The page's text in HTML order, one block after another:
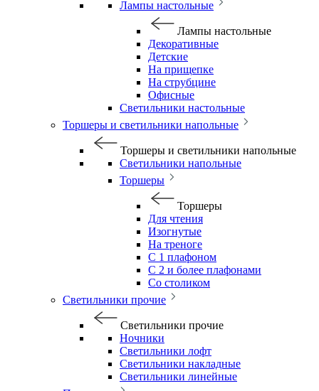
Лампы настольные
Лампы настольные
Декоративные
Детские
На прищепке
На струбцине
Офисные
Светильники настольные
Торшеры и светильники напольные
Торшеры и светильники напольные
Светильники напольные
Торшеры
Торшеры
Для чтения
Изогнутые
На треноге
С 1 плафоном
С 2 и более плафонами
Со столиком
Светильники прочие
Светильники прочие
Ночники
Светильники лофт
Светильники накладные
Светильники линейные